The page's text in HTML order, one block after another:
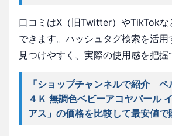
口コミはX（旧Twitter）やTikTokな
できます。ハッシュタグ検索を活用
見つけやすく、実際の使用感を把握
「ショップチャンネルで紹介 ペ
４Ｋ 無調色ベビーアコヤパール
アス」の価格を比較して最安値で